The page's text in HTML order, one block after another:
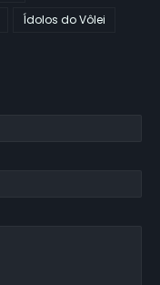
Ídolos do Vôlei